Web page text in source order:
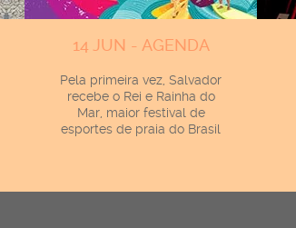
14 JUN - AGENDA
Pela primeira vez, Salvador
recebe o Rei e Rainha do
Mar, maior festival de
esportes de praia do Brasil